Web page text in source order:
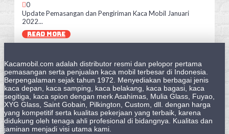
0
Update Pemasangan dan Pengiriman Kaca Mobil Januari
2022...
READ MORE
Kacamobil.com adalah distributor resmi dan pelopor pertama
pemasangan serta penjualan kaca mobil terbesar di Indonesia.
Berpengalaman sejak tahun 1972. Menyediakan berbagai jenis
kaca depan, kaca samping, kaca belakang, kaca bagasi, kaca
segitiga, kaca spion dengan merk Asahimas, Mulia Glass, Fuyao,
XYG Glass, Saint Gobain, Pilkington, Custom, dll. dengan harga
yang kompetitif serta kualitas pekerjaan yang terbaik, karena
didukung oleh tenaga ahli profesional di bidangnya. Kualitas dan
jaminan menjadi visi utama kami.